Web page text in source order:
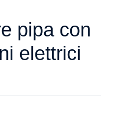
pipa con
elettrici